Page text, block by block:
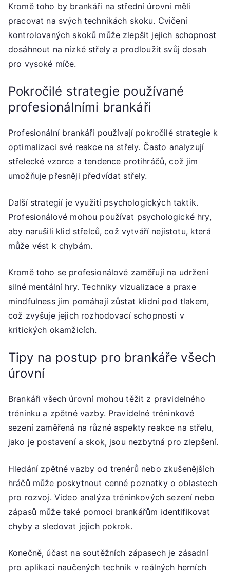
Kromě toho by brankáři na střední úrovni měli
pracovat na svých technikách skoku. Cvičení
kontrolovaných skoků může zlepšit jejich schopnost
dosáhnout na nízké střely a prodloužit svůj dosah
pro vysoké míče.
Pokročilé strategie používané
profesionálními brankáři
Profesionální brankáři používají pokročilé strategie k
optimalizaci své reakce na střely. Často analyzují
střelecké vzorce a tendence protihráčů, což jim
umožňuje přesněji předvídat střely.
Další strategií je využití psychologických taktik.
Profesionálové mohou používat psychologické hry,
aby narušili klid střelců, což vytváří nejistotu, která
může vést k chybám.
Kromě toho se profesionálové zaměřují na udržení
silné mentální hry. Techniky vizualizace a praxe
mindfulness jim pomáhají zůstat klidní pod tlakem,
což zvyšuje jejich rozhodovací schopnosti v
kritických okamžicích.
Tipy na postup pro brankáře všech
úrovní
Brankáři všech úrovní mohou těžit z pravidelného
tréninku a zpětné vazby. Pravidelné tréninkové
sezení zaměřená na různé aspekty reakce na střelu,
jako je postavení a skok, jsou nezbytná pro zlepšení.
Hledání zpětné vazby od trenérů nebo zkušenějších
hráčů může poskytnout cenné poznatky o oblastech
pro rozvoj. Video analýza tréninkových sezení nebo
zápasů může také pomoci brankářům identifikovat
chyby a sledovat jejich pokrok.
Konečně, účast na soutěžních zápasech je zásadní
pro aplikaci naučených technik v reálných herních